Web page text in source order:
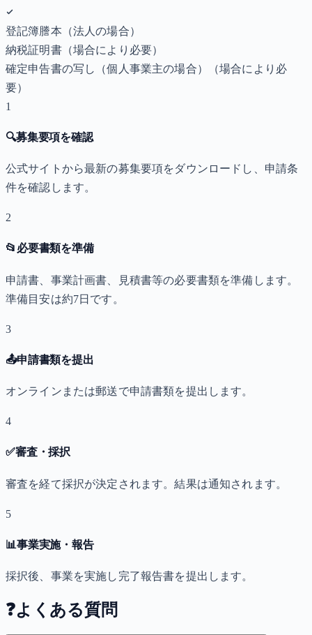
登記簿謄本（法人の場合）
納税証明書（場合により必要）
確定申告書の写し（個人事業主の場合）
（場合により必
要）
1
🔍募集要項を確認
公式サイトから最新の募集要項をダウンロードし、申請条
件を確認します。
2
📂 必要書類を準備
申請書、事業計画書、見積書等の必要書類を準備します。
準備目安は約7日です。
3
📤申請書類を提出
オンラインまたは郵送で申請書類を提出します。
4
✅審査・採択
審査を経て採択が決定されます。結果は通知されます。
5
📊事業実施・報告
採択後、事業を実施し完了報告書を提出します。
❓よくある質問